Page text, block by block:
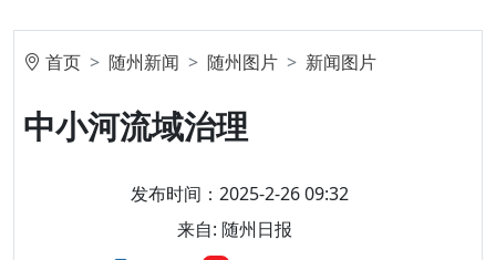
首页 随州新闻 随州图片 新闻图片
中小河流域治理
发布时间：2025-2-26 09:32
来自: 随州日报